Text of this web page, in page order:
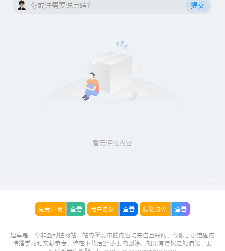
你或许需要说点啥？ 提交
暂无评论内容
免责声明 查看 用户协议 查看 隐私协议 查看
趣享是一个非盈利性网站，站内所发布的内容均来自互联网，仅限于小范围内
传播学习和文献参考，请在下载后24小时内删除，如果有侵权之处请第一时